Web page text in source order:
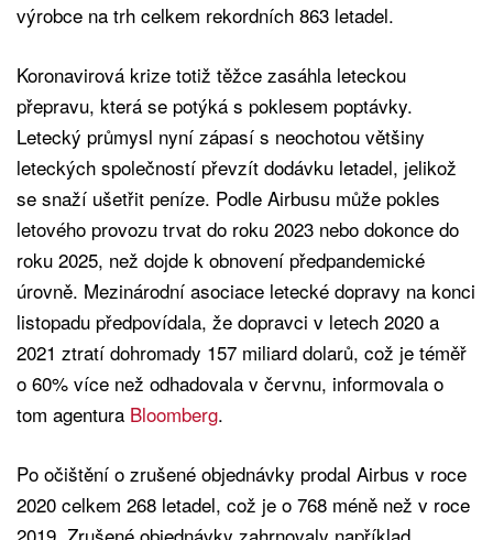
výrobce na trh celkem rekordních 863 letadel.
Koronavirová krize totiž těžce zasáhla leteckou
přepravu, která se potýká s poklesem poptávky.
Letecký průmysl nyní zápasí s neochotou většiny
leteckých společností převzít dodávku letadel, jelikož
se snaží ušetřit peníze. Podle Airbusu může pokles
letového provozu trvat do roku 2023 nebo dokonce do
roku 2025, než dojde k obnovení předpandemické
úrovně. Mezinárodní asociace letecké dopravy na konci
listopadu předpovídala, že dopravci v letech 2020 a
2021 ztratí dohromady 157 miliard dolarů, což je téměř
o 60% více než odhadovala v červnu, informovala o
tom agentura Bloomberg.
Po očištění o zrušené objednávky prodal Airbus v roce
2020 celkem 268 letadel, což je o 768 méně než v roce